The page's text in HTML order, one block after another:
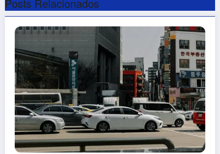
Posts Relacionados